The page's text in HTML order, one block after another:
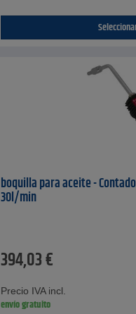
boquilla para aceite -
30l/min
394,03€
Precio IVA incl.
envío gratuito